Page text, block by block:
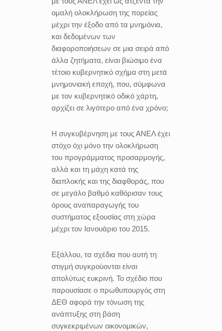
ομαλή ολοκλήρωση της πορείας
μέχρι την έξοδο από τα μνημόνια,
και δεδομένων των
διαφοροποιήσεων σε μια σειρά από
άλλα ζητήματα, είναι βιώσιμο ένα
τέτοιο κυβερνητικό σχήμα στη μετά
μνημονιακή εποχή, που, σύμφωνα
με τον κυβερνητικό οδικό χάρτη,
αρχίζει σε λιγότερο από ένα χρόνο;
Η συγκυβέρνηση με τους ΑΝΕΛ έχει
στόχο όχι μόνο την ολοκλήρωση
του προγράμματος προσαρμογής,
αλλά και τη μάχη κατά της
διαπλοκής και της διαφθοράς, που
σε μεγάλο βαθμό καθόρισαν τους
όρους αναπαραγωγής του
συστήματος εξουσίας στη χώρα
μέχρι τον Ιανουάριο του 2015.
Εξάλλου, τα σχέδια που αυτή τη
στιγμή συγκρούονται είναι
απολύτως ευκρινή. Το σχέδιο που
παρουσίασε ο πρωθυπουργός στη
ΔΕΘ αφορά την τόνωση της
ανάπτυξης στη βάση
συγκεκριμένων οικονομικών,